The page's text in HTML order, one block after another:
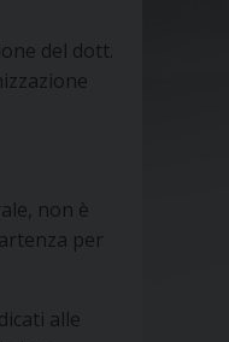
del dott.
non è
per
alle